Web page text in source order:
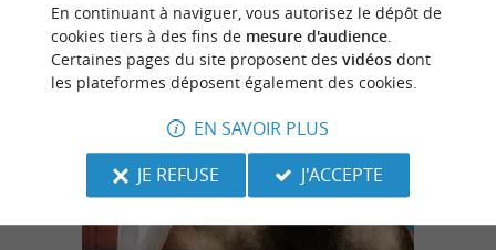
n
o
t
r
e
c
o
u
p
d
e
c
o
e
u
r
En continuant à naviguer, vous autorisez le dépôt de
cookies tiers à des fins de mesure d'audience.
Certaines pages du site proposent des vidéosdont
les plateformes déposent également des cookies.
EN SAVOIR PLUS
JE REFUSE
J'ACCEPTE